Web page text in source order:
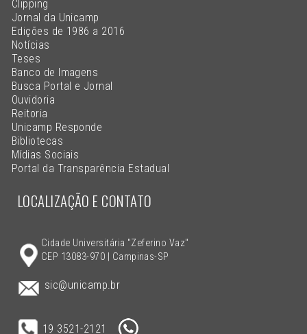
Clipping
Jornal da Unicamp
Edições de 1986 a 2016
Notícias
Teses
Banco de Imagens
Busca Portal e Jornal
Ouvidoria
Reitoria
Unicamp Responde
Bibliotecas
Mídias Sociais
Portal da Transparência Estadual
LOCALIZAÇÃO E CONTATO
Cidade Universitária "Zeferino Vaz"
CEP 13083-970 | Campinas-SP
sic@unicamp.br
19 3521-2121